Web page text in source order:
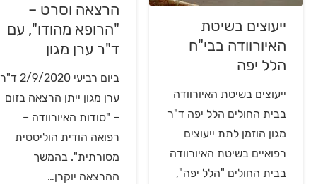
ייעוצים בשיטת
האיורוודה בבי"ח
הלל יפה
ייעוצים בשיטת האיורוודה
בבית החולים הלל יפה ד"ר
מגון הוזמן לתת ייעוצים
רפואיים בשיטת האיורוודה
בבית החולים "הלל יפה",
הרצאה וסרט –
"הרופא מהודו", עם
ד"ר ערן מגון
ביום רביעי 2/9/2020 ד"ר
ערן מגון ייתן הרצאה בזום
– "סודות האיורוודה –
רפואה הודית הוליסטית
מסורתית". בהמשך
ההרצאה יוקרן…